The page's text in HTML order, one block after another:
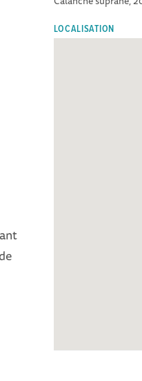
LOCALISATION